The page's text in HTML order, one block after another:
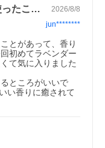
ベルガモットとペパーミントは使ったこと… 2026/8/8
jun********
とがあって、香り
初めてラベンダー
て気に入りました
ところがいいで
い香りに癒されて